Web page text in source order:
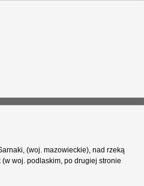
(woj. mazowieckie), nad rzeką
woj. podlaskim, po drugiej stronie